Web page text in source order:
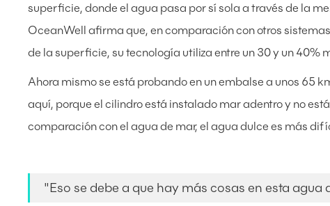
superficie, donde el agua pasa por sí sola a través de la
OceanWell afirma que, en comparación con otros
de la superficie, su tecnología utiliza entre un 30 y un 40%
Ahora mismo se está probando en un embalse a unos 65
aquí, porque el cilindro está instalado mar adentro y no
comparación con el agua de mar, el agua dulce es más
"Eso se debe a que hay más cosas en esta